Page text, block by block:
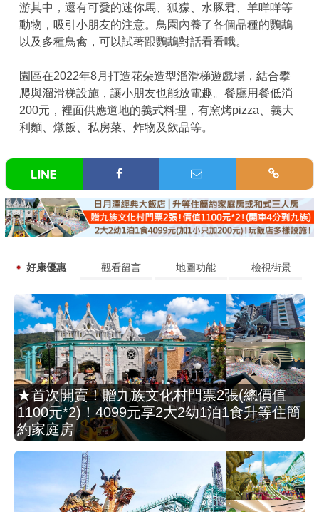
游其中，還有可愛的迷你馬、狐獴、水豚君、羊咩咩等
動物，吸引小朋友的注意。鳥園內養了各個品種的鸚鵡
以及多種鳥禽，可以試著跟鸚鵡對話看看哦。
園區在2022年8月打造花朵造型溜滑梯遊戲場，結合攀
爬與溜滑梯設施，讓小朋友也能放電趣。餐廳用餐低消
200元，裡面供應道地的義式料理，有窯烤pizza、義大
利麵、燉飯、私房菜、炸物及飲品等。
好康優惠 觀看留言 地圖功能 檢視街景
★首次開賣！贈九族文化村門票2張(總價值
1100元*2)！4099元享2大2幼1泊1食升等住簡
約家庭房